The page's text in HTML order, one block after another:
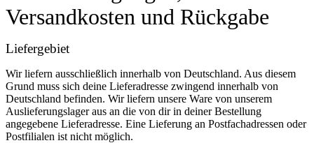
Versandkosten und Rückgabe
Liefergebiet
Wir liefern ausschließlich innerhalb von Deutschland. Aus diesem
Grund muss sich deine Lieferadresse zwingend innerhalb von
Deutschland befinden. Wir liefern unsere Ware von unserem
Auslieferungslager aus an die von dir in deiner Bestellung
angegebene Lieferadresse. Eine Lieferung an Postfachadressen oder
Postfilialen ist nicht möglich.